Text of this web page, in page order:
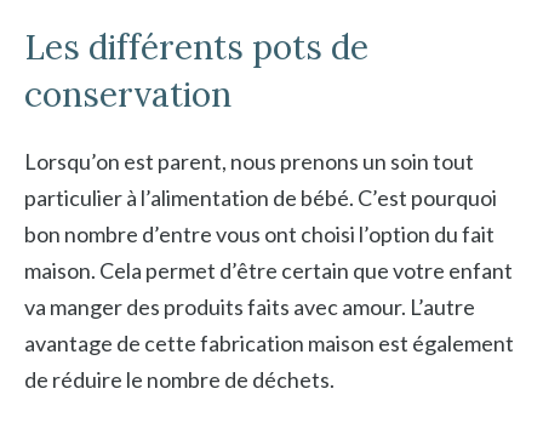
Les différents pots de
conservation
Lorsqu’on est parent, nous prenons un soin tout
particulier à l’alimentation de bébé. C’est pourquoi
bon nombre d’entre vous ont choisi l’option du fait
maison. Cela permet d’être certain que votre enfant
va manger des produits faits avec amour. L’autre
avantage de cette fabrication maison est également
de réduire le nombre de déchets.